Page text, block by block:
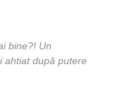
bine?! Un
ahtiat după putere